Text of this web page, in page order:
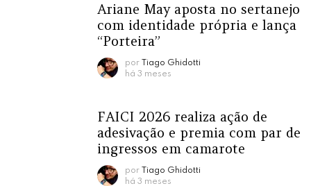
Ariane May aposta no sertanejo
com identidade própria e lança
“Porteira”
por
Tiago Ghidotti
há 3 meses
FAICI 2026 realiza ação de
adesivação e premia com par de
ingressos em camarote
por
Tiago Ghidotti
há 3 meses